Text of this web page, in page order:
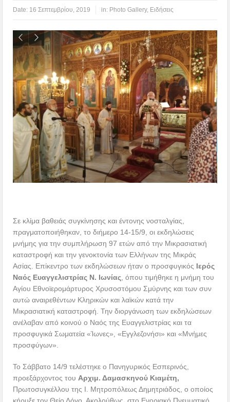
Date: 16 Σεπτεμβρίου, 2019 in: Photo Gallery, Ειδήσεις
Σε κλίμα βαθειάς συγκίνησης και έντονης νοσταλγίας,
πραγματοποιήθηκαν, το διήμερο 14-15/9, οι εκδηλώσεις
μνήμης για την συμπλήρωση 97 ετών από την Μικρασιατική
καταστροφή και την γενοκτονία των Ελλήνων της Μικράς
Ασίας. Επίκεντρο των εκδηλώσεων ήταν ο προσφυγικός Ιερός
Ναός Ευαγγελιστρίας Ν. Ιωνίας , όπου τιμήθηκε η μνήμη του
Αγίου Εθνοϊερομάρτυρος Χρυσοστόμου Σμύρνης και των συν
αυτώ αναιρεθέντων Κληρικών και λαϊκών κατά την
Μικρασιατική καταστροφή. Την διοργάνωση των εκδηλώσεων
ανέλαβαν από κοινού ο Ναός της Ευαγγελιστρίας και τα
προσφυγικά Σωματεία «Ίωνες», «Εγγλεζονήσι» και «Μνήμες
προσφύγων».
Το Σάββατο 14/9 τελέστηκε ο Πανηγυρικός Εσπερινός,
προεξάρχοντος του Αρχιμ. Δαμασκηνού Κιαμέτη,
Πρωτοσυγκέλλου της Ι. Μητροπόλεως Δημητριάδος, ο οποίος
κήρυξε τον Θείο Λόγο. Ακολούθως,στο Ενοριακό Πνευματικό